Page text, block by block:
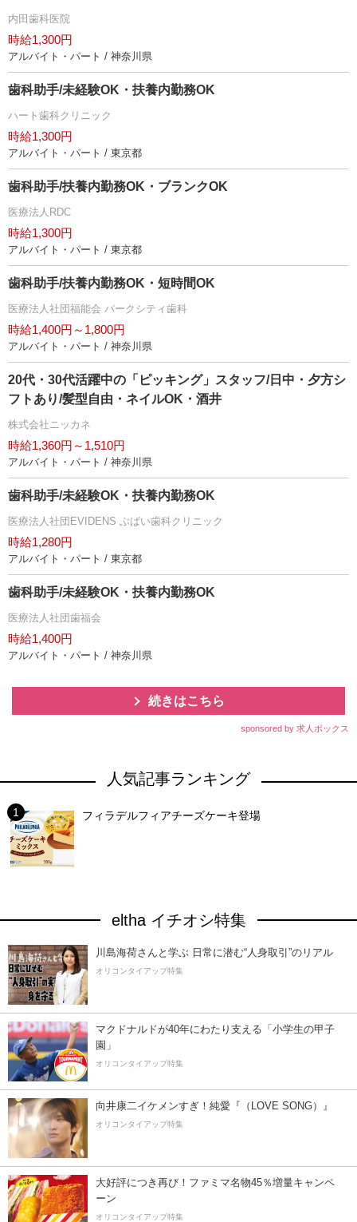
内田歯科医院
時給1,300円
アルバイト・パート / 神奈川県
歯科助手/未経験OK・扶養内勤務OK
ハート歯科クリニック
時給1,300円
アルバイト・パート / 東京都
歯科助手/扶養内勤務OK・ブランクOK
医療法人RDC
時給1,300円
アルバイト・パート / 東京都
歯科助手/扶養内勤務OK・短時間OK
医療法人社団福能会 パークシティ歯科
時給1,400円～1,800円
アルバイト・パート / 神奈川県
20代・30代活躍中の「ピッキング」スタッフ/日中・夕方シ
フトあり/髪型自由・ネイルOK・酒井
株式会社ニッカネ
時給1,360円～1,510円
アルバイト・パート / 神奈川県
歯科助手/未経験OK・扶養内勤務OK
医療法人社団EVIDENS ぶばい歯科クリニック
時給1,280円
アルバイト・パート / 東京都
歯科助手/未経験OK・扶養内勤務OK
医療法人社団歯福会
時給1,400円
アルバイト・パート / 神奈川県
続きはこちら
sponsored by 求人ボックス
人気記事ランキング
フィラデルフィアチーズケーキ登場
eltha イチオシ特集
川島海荷さんと学ぶ 日常に潜む“人身取引”のリアル
オリコンタイアップ特集
マクドナルドが40年にわたり支える「小学生の甲子
園」
オリコンタイアップ特集
向井康二イケメンすぎ！純愛『（LOVE SONG）』
オリコンタイアップ特集
大好評につき再び！ファミマ名物45％増量キャンペ
ーン
オリコンタイアップ特集